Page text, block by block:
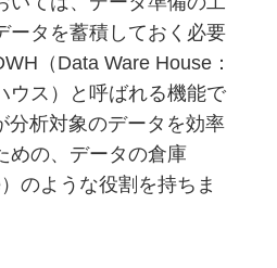
ータを蓄積しておく必要
（Data Ware House：
ウス）と呼ばれる機能で
分析対象のデータを効率
めの、データの倉庫
）のような役割を持ちま